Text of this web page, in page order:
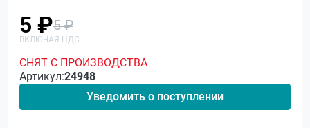
5 ₽5 ₽
СНЯТ С ПРОИЗВОДСТВА
Артикул:24948
Уведомить о поступлении